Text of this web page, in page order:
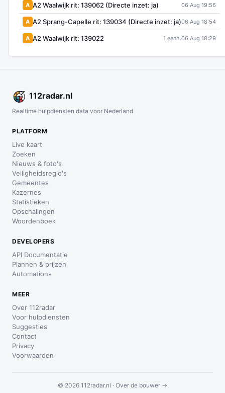
A A2 Waalwijk rit: 139062 (Directe inzet: ja) 06 Aug 19:56
A A2 Sprang-Capelle rit: 139034 (Directe inzet: ja)06 Aug 18:54
A A2 Waalwijk rit: 139022 1 eenh.06 Aug 18:29
112radar.nl
Realtime hulpdiensten data voor Nederland
PLATFORM
Live kaart
Zoeken
Nieuws & foto's
Veiligheidsregio's
Gemeentes
Kazernes
Statistieken
Opschalingen
Woordenboek
DEVELOPERS
API Documentatie
Plannen & prijzen
Automations
MEER
Over 112radar
Voor hulpdiensten
Suggesties
Contact
Privacy
Voorwaarden
© 2026 112radar.nl · Over de bouwer →